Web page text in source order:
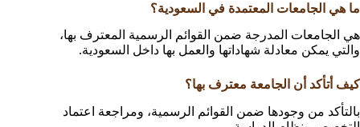
ما هي الجامعات المعتمدة في السعودية؟
هي الجامعات المدرجة ضمن القوائم الرسمية المعترف بها،
والتي يمكن معادلة شهاداتها والعمل بها داخل السعودية.
كيف أتأكد أن الجامعة معترف بها؟
بالتأكد من وجودها ضمن القوائم الرسمية، ومراجعة اعتماد